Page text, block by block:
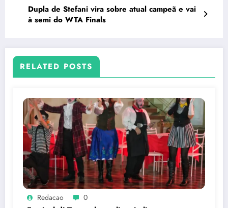
Dupla de Stefani vira sobre atual campeã e vai
à semi do WTA Finals
RELATED POSTS
Redacao 0